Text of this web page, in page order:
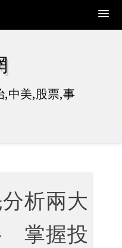
,中美,股票,事
析兩大
掌握投